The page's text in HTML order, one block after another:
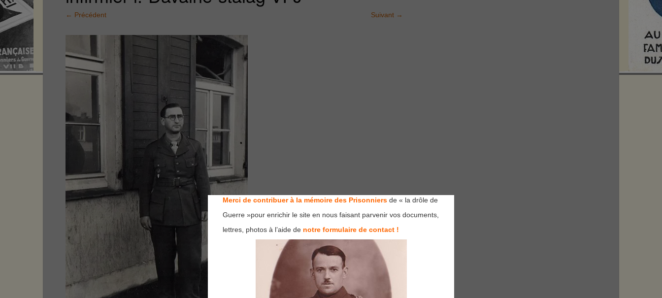
← Précédent Suivant →
Merci de contribuer à la mémoire des Prisonniers de « la drôle de
Guerre »pour enrichir le site en nous faisant parvenir vos documents,
lettres, photos à l’aide de notre formulaire de contact !